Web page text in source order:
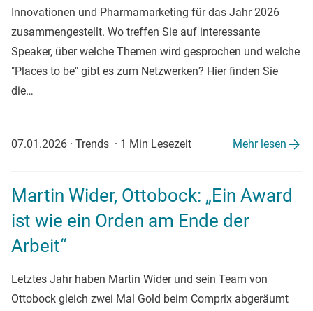
Innovationen und Pharmamarketing für das Jahr 2026
zusammengestellt. Wo treffen Sie auf interessante
Speaker, über welche Themen wird gesprochen und welche
"Places to be" gibt es zum Netzwerken? Hier finden Sie
die…
07.01.2026 · Trends · 1 Min Lesezeit Mehr lesen
Martin Wider, Ottobock: „Ein Award
ist wie ein Orden am Ende der
Arbeit“
Letztes Jahr haben Martin Wider und sein Team von
Ottobock gleich zwei Mal Gold beim Comprix abgeräumt